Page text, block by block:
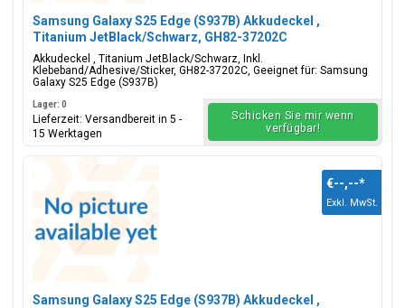
Samsung Galaxy S25 Edge (S937B) Akkudeckel ,
Titanium JetBlack/Schwarz, GH82-37202C
Akkudeckel , Titanium JetBlack/Schwarz, Inkl.
Klebeband/Adhesive/Sticker, GH82-37202C, Geeignet für: Samsung
Galaxy S25 Edge (S937B)
Lager: 0
Lieferzeit: Versandbereit in 5 -
15 Werktagen
Schicken Sie mir wenn
verfügbar!
Samsung Galaxy S25 Edge (S937B) Akkudeckel ,
€--,--*
Exkl. MwSt.